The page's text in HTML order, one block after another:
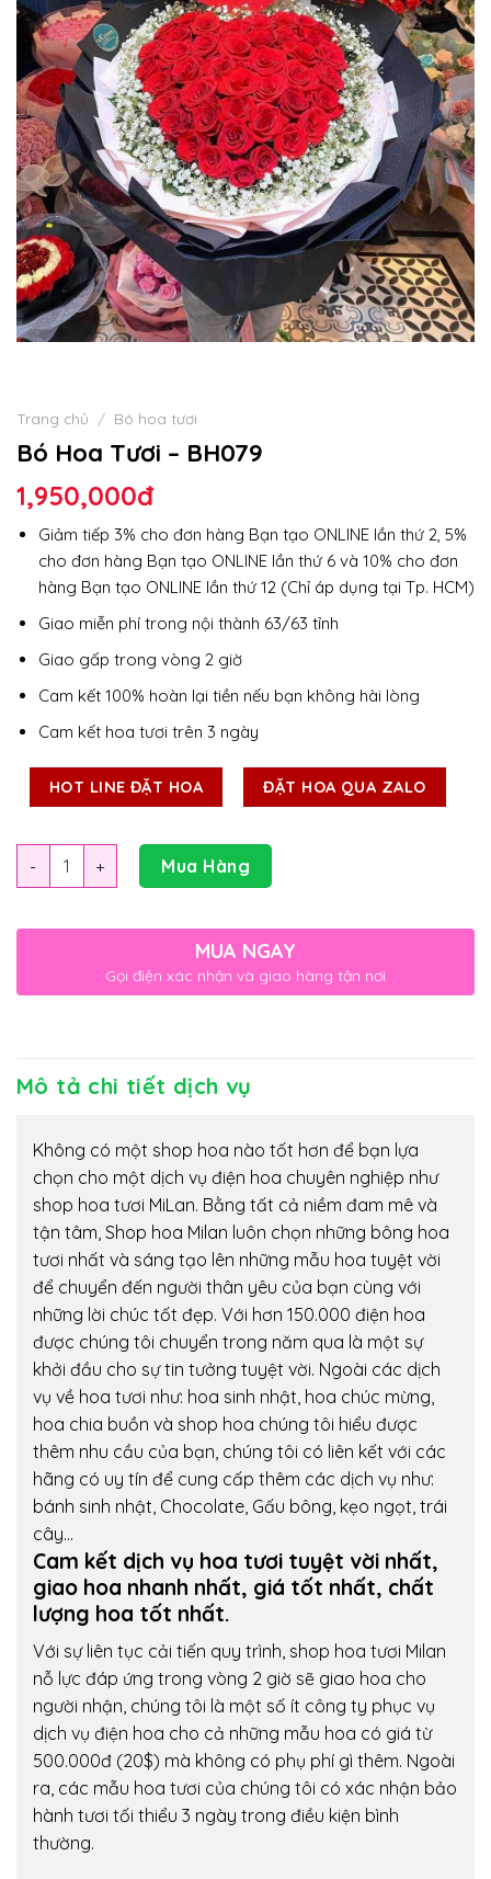
Trang chủ / Bó hoa tươi
Bó Hoa Tươi – BH079
1,950,000đ
Giảm tiếp 3% cho đơn hàng Bạn tạo ONLINE lần thứ 2, 5%
cho đơn hàng Bạn tạo ONLINE lần thứ 6 và 10% cho đơn
hàng Bạn tạo ONLINE lần thứ 12 (Chỉ áp dụng tại Tp. HCM)
Giao miễn phí trong nội thành 63/63 tỉnh
Giao gấp trong vòng 2 giờ
Cam kết 100% hoàn lại tiền nếu bạn không hài lòng
Cam kết hoa tươi trên 3 ngày
HOT LINE ĐẶT HOA ĐẶT HOA QUA ZALO
Số lượng Mua Hàng
MUA NGAY
Gọi điện xác nhận và giao hàng tận nơi
Mô tả chi tiết dịch vụ
Không có một shop hoa nào tốt hơn để bạn lựa
chọn cho một dịch vụ điện hoa chuyên nghiệp như
shop hoa tươi MiLan. Bằng tất cả niềm đam mê và
tận tâm, Shop hoa Milan luôn chọn những bông hoa
tươi nhất và sáng tạo lên những mẫu hoa tuyệt vời
để chuyển đến người thân yêu của bạn cùng với
những lời chúc tốt đẹp. Với hơn 150.000 điện hoa
được chúng tôi chuyển trong năm qua là một sự
khởi đầu cho sự tin tưởng tuyệt vời. Ngoài các dịch
vụ về hoa tươi như: hoa sinh nhật, hoa chúc mừng,
hoa chia buồn và shop hoa chúng tôi hiểu được
thêm nhu cầu của bạn, chúng tôi có liên kết với các
hãng có uy tín để cung cấp thêm các dịch vụ như:
bánh sinh nhật, Chocolate, Gấu bông, kẹo ngọt, trái
cây…
Cam kết dịch vụ hoa tươi tuyệt vời nhất,
giao hoa nhanh nhất, giá tốt nhất, chất
lượng hoa tốt nhất.
Với sự liên tục cải tiến quy trình, shop hoa tươi Milan
nỗ lực đáp ứng trong vòng 2 giờ sẽ giao hoa cho
người nhận, chúng tôi là một số ít công ty phục vụ
dịch vụ điện hoa cho cả những mẫu hoa có giá từ
500.000đ (20$) mà không có phụ phí gì thêm. Ngoài
ra, các mẫu hoa tươi của chúng tôi có xác nhận bảo
hành tươi tối thiểu 3 ngày trong điều kiện bình
thường.